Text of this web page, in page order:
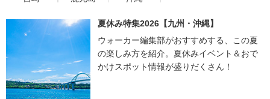
夏休み特集2026【九州・沖縄】
ウォーカー編集部がおすすめする、この夏
の楽しみ方を紹介。夏休みイベント＆おで
かけスポット情報が盛りだくさん！